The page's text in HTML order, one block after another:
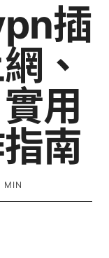
插
、
用
南
MIN